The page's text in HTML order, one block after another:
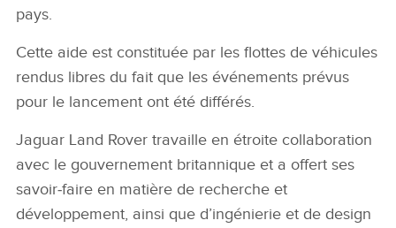
pays.
Cette aide est constituée par les flottes de véhicules
rendus libres du fait que les événements prévus
pour le lancement ont été différés.
Jaguar Land Rover travaille en étroite collaboration
avec le gouvernement britannique et a offert ses
savoir‑faire en matière de recherche et
développement, ainsi que d’ingénierie et de design